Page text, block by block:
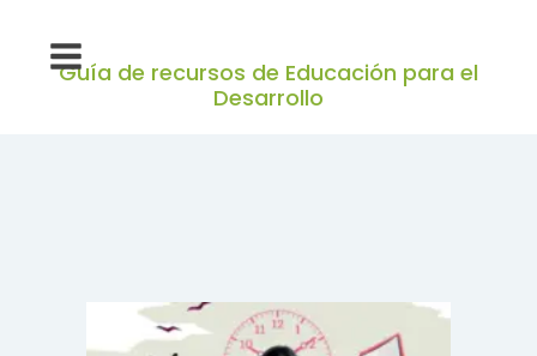
Guía de recursos de Educación para el
Desarrollo